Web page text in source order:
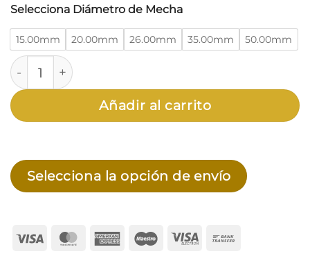
desde
$2.870,42
hasta
Selecciona Diámetro de Mecha
15.00mm 20.00mm 26.00mm 35.00mm 50.00mm
Mecha Forstner 15-50mm "Ruhlmann" cantidad
Añadir al carrito
Selecciona la opción de envío
Visa MasterCardAmericanMaestroVisa